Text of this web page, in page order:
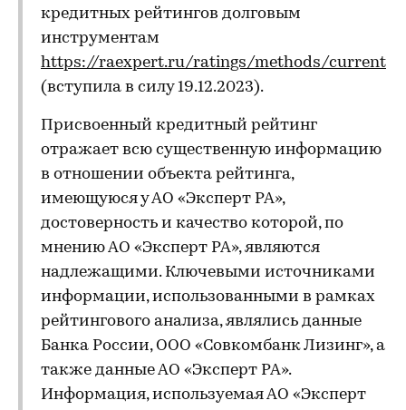
кредитных рейтингов долговым
инструментам
https://raexpert.ru/ratings/methods/current
(вступила в силу 19.12.2023).
Присвоенный кредитный рейтинг
отражает всю существенную информацию
в отношении объекта рейтинга,
имеющуюся у АО «Эксперт РА»,
достоверность и качество которой, по
мнению АО «Эксперт РА», являются
надлежащими. Ключевыми источниками
информации, использованными в рамках
рейтингового анализа, являлись данные
Банка России, ООО «Совкомбанк Лизинг», а
также данные АО «Эксперт РА».
Информация, используемая АО «Эксперт